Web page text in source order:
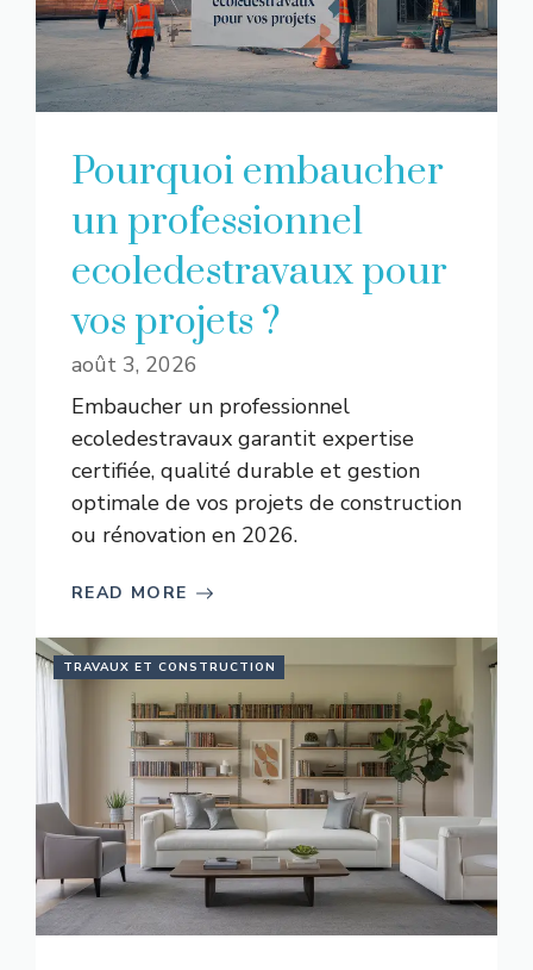
Pourquoi embaucher
un professionnel
ecoledestravaux pour
vos projets ?
août 3, 2026
Embaucher un professionnel
ecoledestravaux garantit expertise
certifiée, qualité durable et gestion
optimale de vos projets de construction
ou rénovation en 2026.
READ MORE
TRAVAUX ET CONSTRUCTION